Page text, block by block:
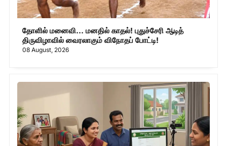
தோளில் மனைவி... மனதில் காதல்! புதுச்சேரி ஆடித்
திருவிழாவில் வைரலாகும் விநோதப் போட்டி!
08 August, 2026